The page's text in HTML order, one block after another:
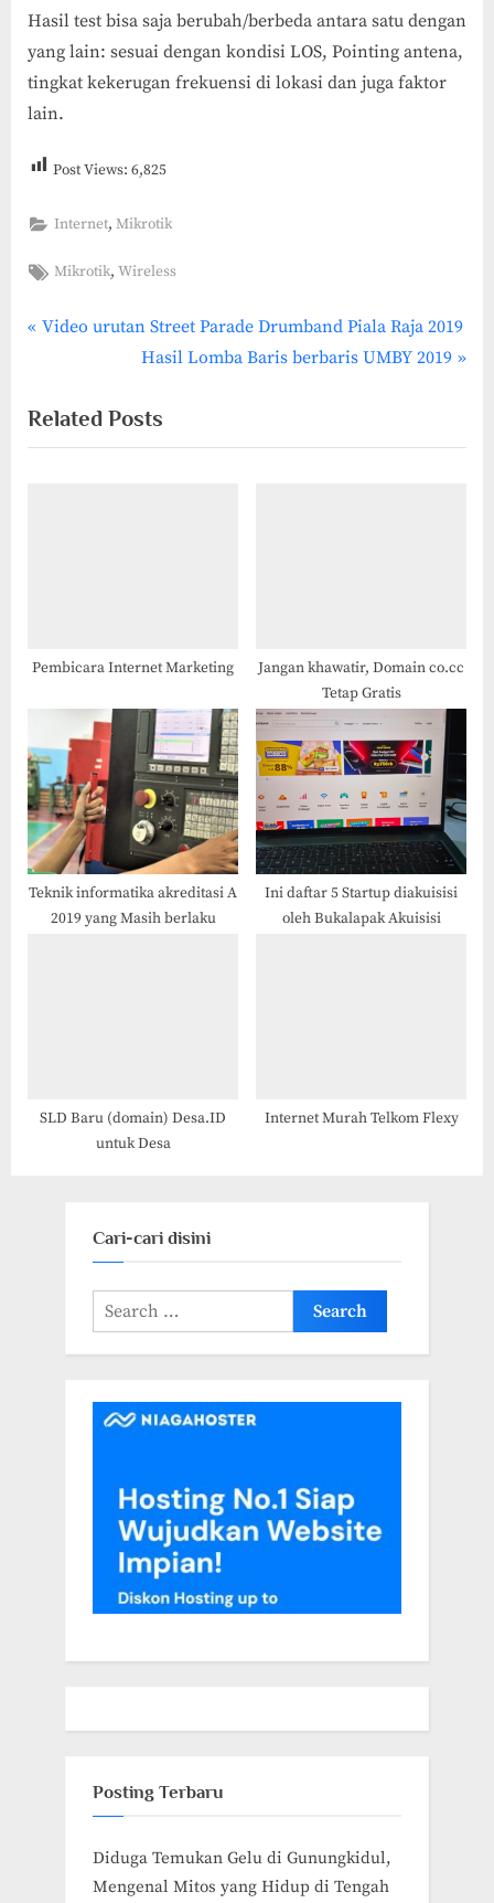
Hasil test bisa saja berubah/berbeda antara satu dengan
yang lain: sesuai dengan kondisi LOS, Pointing antena,
tingkat kekerugan frekuensi di lokasi dan juga faktor
lain.
Post Views: 6,825
Internet,Mikrotik
Tags:
Mikrotik,Wireless
Post
P
v
i
t
Video urutan Street Parade Drumband Piala Raja 2019
N
x
t
Hasil Lomba Baris berbaris UMBY 2019
Related Posts
Pembicara Internet Marketing
Jangan khawatir, Domain co.cc
Tetap Gratis
Teknik informatika akreditasi A
2019 yang Masih berlaku
Ini daftar 5 Startup diakuisisi
oleh Bukalapak Akuisisi
SLD Baru (domain) Desa.ID
untuk Desa
Internet Murah Telkom Flexy
Cari-cari disini
Search
for:
Posting Terbaru
Diduga Temukan Gelu di Gunungkidul,
Mengenal Mitos yang Hidup di Tengah